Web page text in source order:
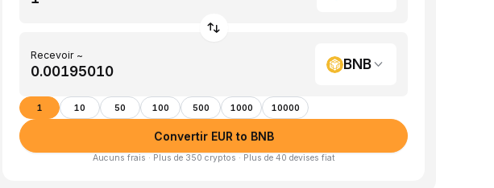
Recevoir ~
BNB
1 10 50 100 500 1000 10000
Convertir EUR to BNB
Aucuns frais · Plus de 350 cryptos · Plus de 40 devises fiat